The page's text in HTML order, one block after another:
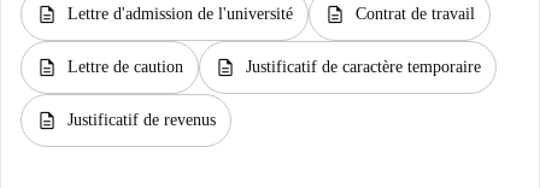
description Lettre d'admission de l'université description Contrat de travail
description Lettre de caution description Justificatif de caractère temporaire
description Justificatif de revenus